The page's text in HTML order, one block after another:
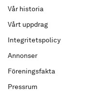
Vår historia
Vårt uppdrag
Integritetspolicy
Annonser
Föreningsfakta
Pressrum